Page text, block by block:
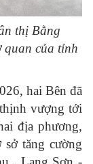
thị Bằng
quan của tỉnh
hai Bên đã
vượng tới
địa phương,
tăng cường